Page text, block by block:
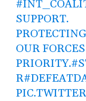
SUPPORT.
OUR FORCES
PRIORITY.
R